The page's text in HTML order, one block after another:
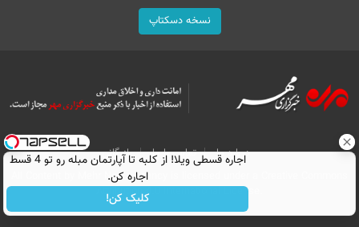
نسخه دسکتاپ
درباره ما تماس با ما
بازرگانی
All Content by Mehr News Agency is licensed under a Creative Commons
Attribution 4.0 International License.
اجاره‌ قسطی ویلا! از کلبه تا آپارتمان مبله رو تو 4 قسط
اجاره کن.
کلیک کن!